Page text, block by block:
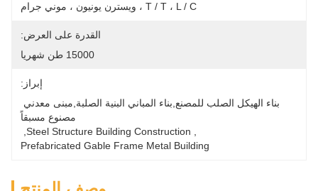
T / T ، L / C ، ويسترن يونيون ، موني جرام
القدرة على العرض:
15000 طن شهريا
إبراز:
مصنوع مسبقاً
Steel Structure Building Construction
Prefabricated Gable Frame Metal Building